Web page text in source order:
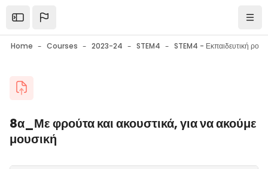
Open the sidebar
Home Courses 2023-24 STEM4
Blocks
8α_Με φρούτα και ακουστικά, για να ακούμε
μουσική